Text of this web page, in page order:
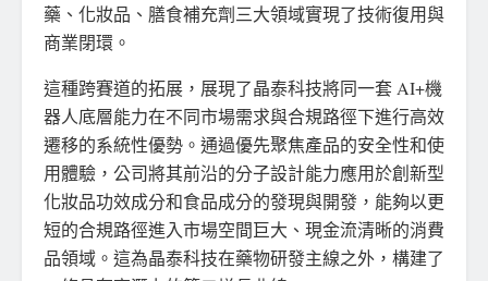
藥、化妝品、膳食補充劑三大領域實現了技術復用與
商業閉環。
這種跨賽道的拓展，展現了晶泰科技將同一套 AI+機
器人底層能力在不同市場需求與合規路徑下進行高效
遷移的系統性優勢。通過優先聚焦產品的安全性和使
用體驗，公司將其前沿的分子設計能力應用於創新型
化妝品功效成分和食品成分的發現與開發，能夠以更
短的合規路徑進入市場空間巨大、現金流清晰的消費
品領域。這為晶泰科技在藥物研發主線之外，構建了